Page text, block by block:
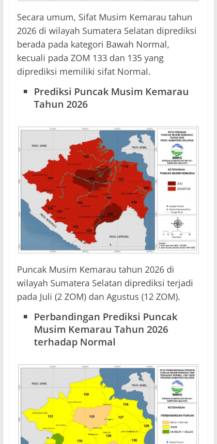
Secara umum, Sifat Musim Kemarau tahun
2026 di wilayah Sumatera Selatan diprediksi
berada pada kategori Bawah Normal,
kecuali pada ZOM 133 dan 135 yang
diprediksi memiliki sifat Normal.
Prediksi Puncak Musim Kemarau
Tahun 2026
Puncak Musim Kemarau tahun 2026 di
wilayah Sumatera Selatan diprediksi terjadi
pada Juli (2 ZOM) dan Agustus (12 ZOM).
Perbandingan Prediksi Puncak
Musim Kemarau Tahun 2026
terhadap Normal